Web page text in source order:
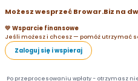
Możesz wesprzeć Browar.Biz na
💛 Wsparcie finansowe
Jeśli możesz i chcesz — pomóż utrzymać
Zaloguj się i wspieraj
Po przeprocesowaniu wpłaty - otrzymasz